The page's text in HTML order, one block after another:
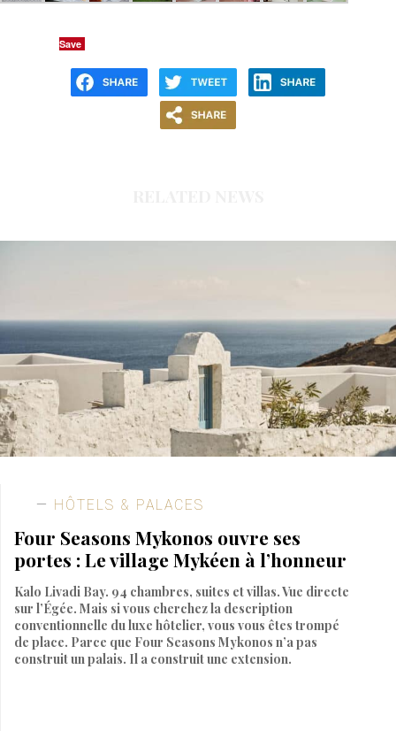
Save
HÔTELS & PALACES
Four Seasons Mykonos ouvre ses
portes : Le village Mykéen à l’honneur
Kalo Livadi Bay. 94 chambres, suites et villas. Vue directe
sur l’Égée. Mais si vous cherchez la description
conventionnelle du luxe hôtelier, vous vous êtes trompé
de place. Parce que Four Seasons Mykonos n’a pas
construit un palais. Il a construit une extension.